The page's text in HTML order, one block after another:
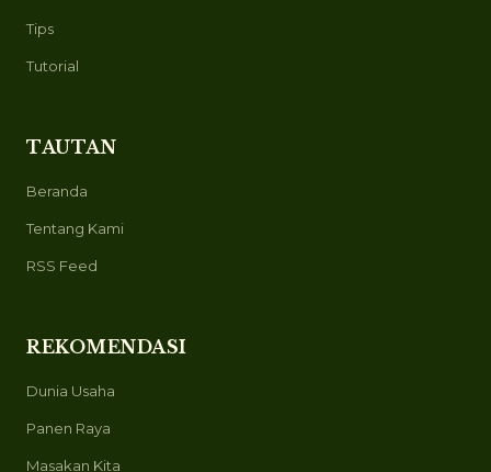
Tips
Tutorial
TAUTAN
Beranda
Tentang Kami
RSS Feed
REKOMENDASI
Dunia Usaha
Panen Raya
Masakan Kita